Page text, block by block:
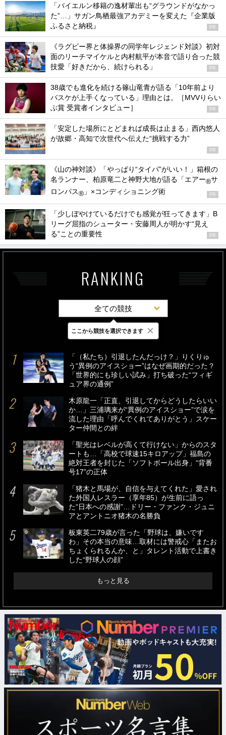
「バイエルン移籍の逸材輩出も“グラウンドがなかっ
た”…」サガン鳥栖最強アカデミーを変えた『企業版
ふるさと納税』
PR
《ラグビー界と体操界の同学年レジェンド対談》初対
面のリーチマイケルと内村航平が本音で語り合った競
技愛「好きだから、続けられる」
PR
38歳でも進化を続ける篠山竜青が語る「10年前より
バスケが上手くなっている」理由とは。［MVVりらい
ぶ賞 受賞者インタビュー］
PR
「安定した場所にとどまれば成長は止まる」西内悠人
が故郷・高知で次世代へ伝えた“挑戦する力”
PR
《山の神対談》「やっぱり“タイパ”がいい！」箱根の
名ランナー、柏原竜二と神野大地が語る「エアー®サ
ロンパス® 」×コンディショニング術 PR
「少しぼやけているだけでも感覚が狂ってきます」B
リーグ屈指のシューター・安藤周人が明かす“見え
る”ことの重要性
PR
RANKING
全ての競技
最新 24時間 週間
「（私たち）引退したんだっけ？」りくりゅ
う“異例のアイスショー”はなぜ画期的だった？
「世界的にも珍しい試み」打ち破った“フィギ
ュア界の通例”
木原龍一「正直、引退してからどうしたらいい
か…」三浦璃来が“異例のアイスショー”で涙を
流した理由「呼んでくれてありがとう」スケー
ター仲間との絆
「聖光はレベルが高くて行けない」からのスタ
ートも…「高校で球速15キロアップ」福島の
絶対王者を封じた「ソフトボール出身」“背番
号17”の正体
「猪木と馬場が、自信を与えてくれた」愛され
た外国人レスラー（享年85）が生前に語っ
た“日本への感謝”…ドリー・ファンク・ジュニ
アとアントニオ猪木の名勝負
板東英二79歳が言った「野球は、嫌いです
わ」その本当の意味…取材には警戒心「またお
ちょくられるんか、と」タレント活動で上書き
した“野球人の顔”
もっと見る
ここから競技を選択できます ×